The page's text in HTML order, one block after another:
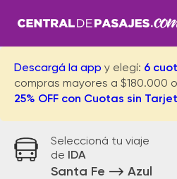
Descargá la app y elegí: 6
compras mayores a $180.000 o
25% OFF con Cuotas sin
Seleccioná tu viaje
de
IDA
Santa Fe Azul